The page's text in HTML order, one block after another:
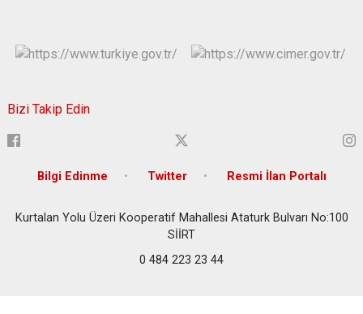
Bizi Takip Edin
Bilgi Edinme Twitter Resmi İlan Portalı
Kurtalan Yolu Üzeri Kooperatif Mahallesi Ataturk Bulvarı No:100
SİİRT
0 484 223 23 44